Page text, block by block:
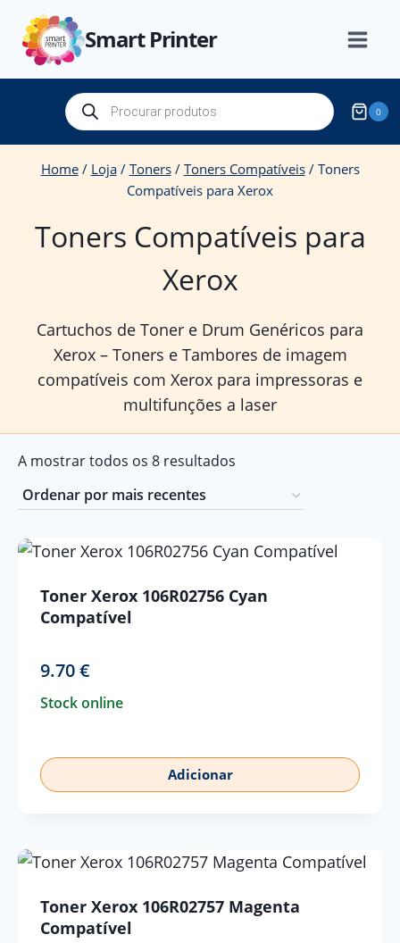
content
Smart Printer
Products
search 0
Home / Loja / Toners / Toners Compatíveis / Toners
Compatíveis para Xerox
Toners Compatíveis para
Xerox
Cartuchos de Toner e Drum Genéricos para
Xerox – Toners e Tambores de imagem
compatíveis com Xerox para impressoras e
multifunções a laser
A mostrar todos os 8 resultados
mais
Toner Xerox 106R02756 Cyan
Compatível
9.70€
Stock online
Adicionar
Toner Xerox 106R02757 Magenta
Compatível